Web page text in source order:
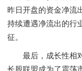
昨日开盘的资金净流
持续遭遇净流出的行
征。
最后，成长性相
长股联盟成为了震荡